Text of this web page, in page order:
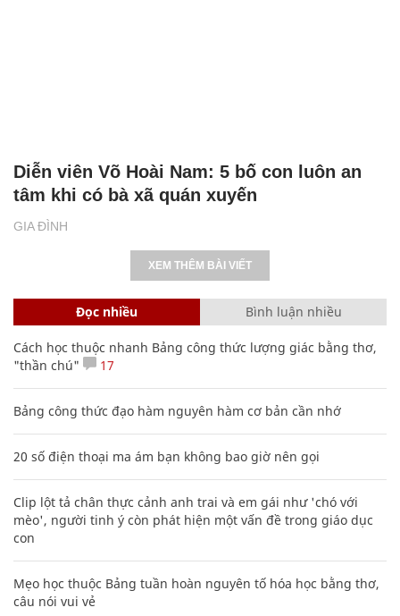
GIA ĐÌNH
Diễn viên Võ Hoài Nam: 5 bố con luôn an
tâm khi có bà xã quán xuyến
XEM THÊM BÀI VIẾT
Đọc nhiều Bình luận nhiều
Cách học thuộc nhanh Bảng công thức lượng giác bằng thơ,
"thần chú"
17
Bảng công thức đạo hàm nguyên hàm cơ bản cần nhớ
20 số điện thoại ma ám bạn không bao giờ nên gọi
Clip lột tả chân thực cảnh anh trai và em gái như 'chó với
mèo', người tinh ý còn phát hiện một vấn đề trong giáo dục
con
Mẹo học thuộc Bảng tuần hoàn nguyên tố hóa học bằng thơ,
câu nói vui vẻ